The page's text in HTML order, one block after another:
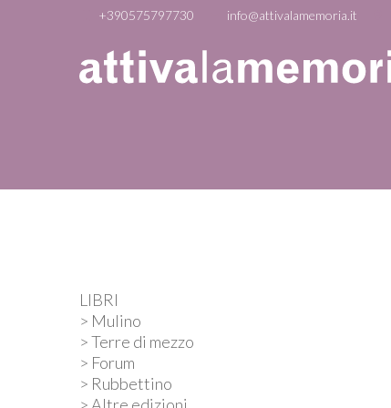
+390575797730 info@attivalamemoria.it
LIBRI
> Mulino
> Terre di mezzo
> Forum
> Rubbettino